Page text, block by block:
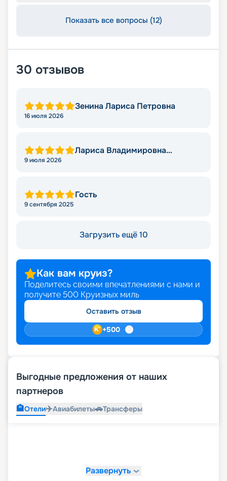
Показать все вопросы (12)
30 отзывов
Зенина Лариса Петровна
16 июля 2026
Лариса Владимировна
9 июля 2026
Гость
9 сентября 2025
Загрузить ещё 10
Как вам круиз?
Поделитесь своими впечатлениями с нами и
получите 500 Круизных миль
Оставить отзыв
+500
Выгодные предложения от наших
партнеров
🏨Отели✈️Авиабилеты🚗Трансферы
Развернуть